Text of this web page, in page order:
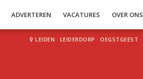
ADVERTEREN VACATURES OVER ONS
LEIDEN · LEIDERDORP · OEGSTGEEST ·